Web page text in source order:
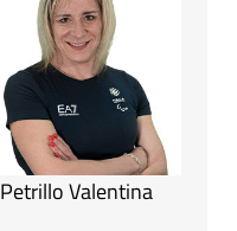
Petrillo Valentina